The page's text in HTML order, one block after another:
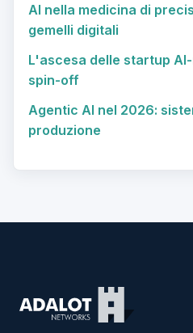
AI nella medicina di
gemelli digitali
L'ascesa delle startup
spin-off
Agentic AI nel 2026:
produzione